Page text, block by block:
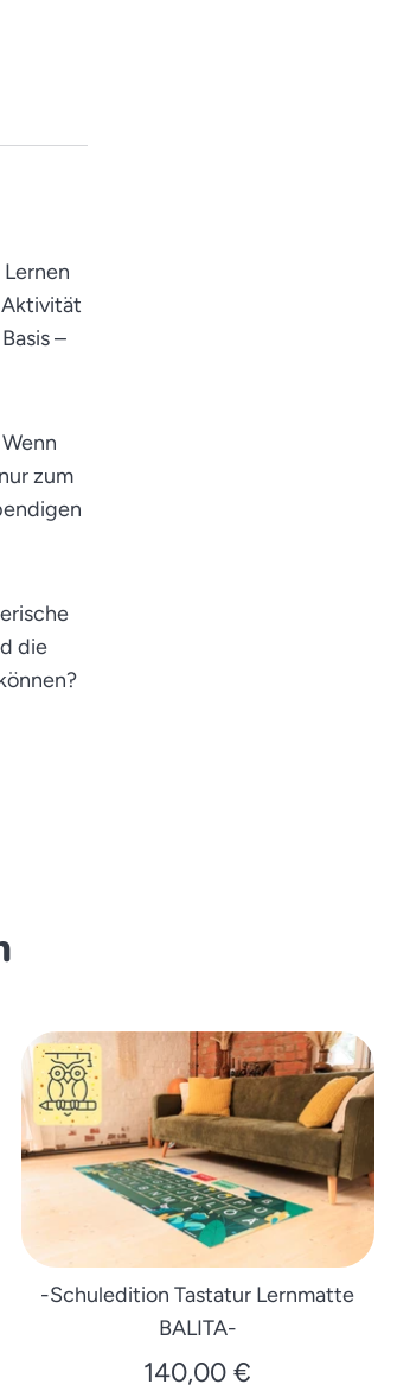
Aktivität
–
zum
die
-Schuledition Tastatur Lernmatte
BALITA-
140,00 €